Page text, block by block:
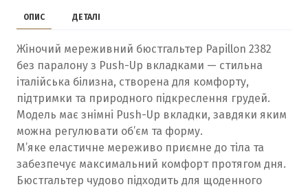
ОПИС ДЕТАЛІ
Жіночий мереживний бюстгальтер Papillon 2382
без паралону з Push-Up вкладками — стильна
італійська білизна, створена для комфорту,
підтримки та природного підкреслення грудей.
Модель має знімні Push-Up вкладки, завдяки яким
можна регулювати об’єм та форму.
М’яке еластичне мереживо приємне до тіла та
забезпечує максимальний комфорт протягом дня.
Бюстгальтер чудово підходить для щоденного